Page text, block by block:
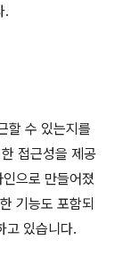
.
할 수 있는지를
접근성을 제공
으로 만들어졌
기능도 포함되
고 있습니다.